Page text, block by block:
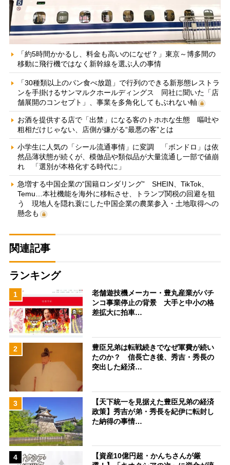
「約5時間かかるし、料金も高いのになぜ？」東京～博多間の
移動に飛行機ではなく新幹線を選ぶ人の事情
「30種類以上のパン食べ放題」で行列のできる新形態レストラ
ンを手掛けるサンマルクホールディングス 同社に聞いた「店
舗展開のコンセプト」、事業を多角化してもぶれない軸
お酒を提供する店で「出禁」になる客のトホホな生態 嘔吐や
粗相だけじゃない、店側が嫌がる“最悪の客”とは
小学生に人気の「シール流通事情」に変調 「ボンドロ」は依
然品薄状態が続くが、模倣品や類似品が大量流通し一部で値崩
れ 「選別が本格化する時代に」
急増する中国企業の“国籍ロンダリング” SHEIN、TikTok、
Temu…本社機能を海外に移転させ、トランプ関税の回避を狙
う 現地人を隠れ蓑にした中国企業の農業参入・土地取得への
懸念も
関連記事
ランキング
1
老舗遊技機メーカー・豊丸産業がパチ
ンコ事業停止の背景 大手と中小の格
差拡大に拍車…
2
豊臣兄弟は転戦続きでなぜ軍費が続い
たのか？ 信長亡き後、秀吉・秀長の
突出した経済…
3
【天下統一を見据えた豊臣兄弟の経済
政策】秀吉が弟・秀長を紀伊に転封し
た納得の事情…
4
【資産10億円超・かんちさんが厳